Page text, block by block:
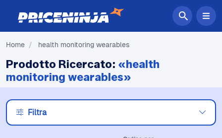
Home / health monitoring wearables
Prodotto Ricercato: «health
monitoring wearables»
Filtra